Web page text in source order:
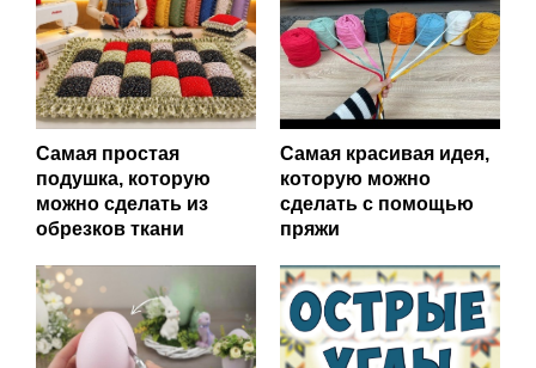
Самая простая
подушка, которую
можно сделать из
обрезков ткани
Самая красивая идея,
которую можно
сделать с помощью
пряжи